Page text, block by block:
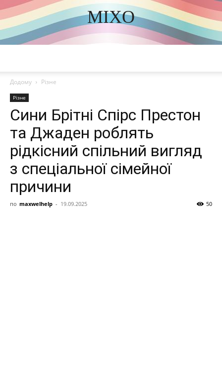
MIXO
DISCOVER THE ART OF PUBLISHING
Додому Різне
Різне
Сини Брітні Спірс Престон
та Джаден роблять
рідкісний спільний вигляд
з спеціальної сімейної
причини
по maxwelhelp - 19.09.2025 50